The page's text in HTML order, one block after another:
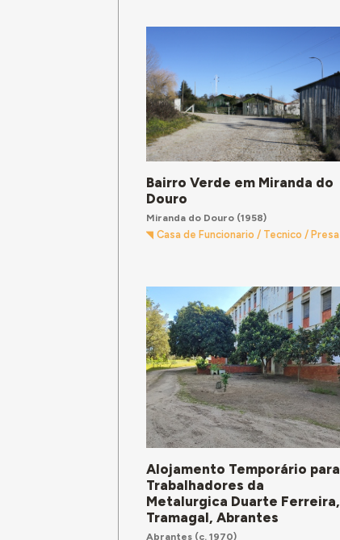
Bairro Verde em Miranda do
Douro
Miranda do Douro (1958)
Casa de Funcionario / Tecnico / Presa
Alojamento Temporário para
Trabalhadores da
Metalurgica Duarte Ferreira,
Tramagal, Abrantes
Abrantes (c. 1970)